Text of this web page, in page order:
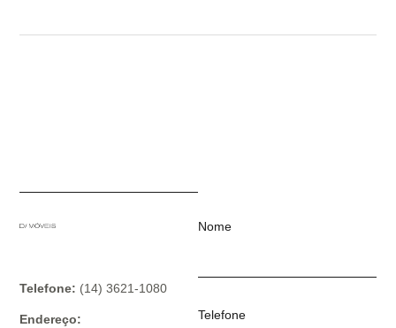
Telefone: (14) 3621-1080
Endereço:
Nome
Telefone